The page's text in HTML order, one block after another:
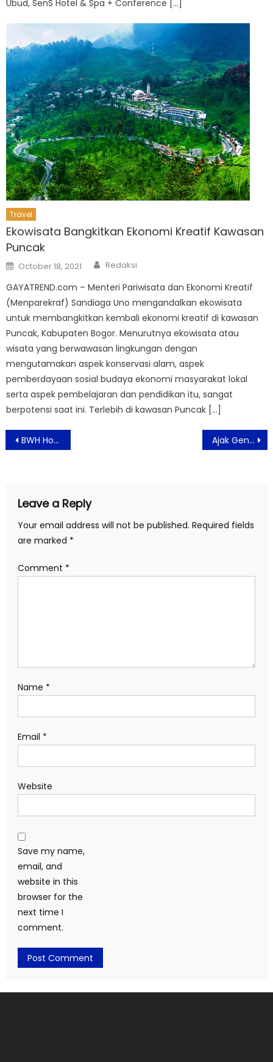
Ubud, SenS Hotel & Spa + Conference […]
Travel
Ekowisata Bangkitkan Ekonomi Kreatif Kawasan
Puncak
Posted
on
October 18, 2021 Author
Redaksi
GAYATREND.com – Menteri Pariwisata dan Ekonomi Kreatif
(Menparekraf) Sandiaga Uno mengandalkan ekowisata
untuk membangkitkan kembali ekonomi kreatif di kawasan
Puncak, Kabupaten Bogor. Menurutnya ekowisata atau
wisata yang berwawasan lingkungan dengan
mengutamakan aspek konservasi alam, aspek
pemberdayaan sosial budaya ekonomi masyarakat lokal
serta aspek pembelajaran dan pendidikan itu, sangat
berpotensi saat ini. Terlebih di kawasan Puncak […]
Post
navigation
BWH Hotels Indonesia Menghadirkan Delightful Ramadan Stay & Dine dengan Penawaran Istimewa di Bulan Ramadan Ajak Generasi Muda Pahami Status Quo, TEDxSampoernaUniversity Hadirkan Gagasan dan Terobosan Revolusioner
Leave a Reply
Your email address will not be published. Required fields
are marked *
Comment *
Name *
Email *
Website
Save my name,
email, and
website in this
browser for the
next time I
comment.